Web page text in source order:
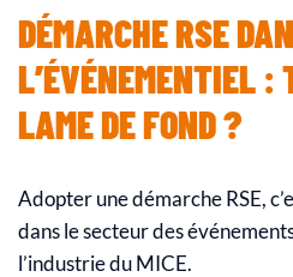
DÉMARCHE RSE
L’ÉVÉNEMENTIEL :
LAME DE FOND ?
Adopter une démarche RSE,
dans le secteur des
l’industrie du MICE.